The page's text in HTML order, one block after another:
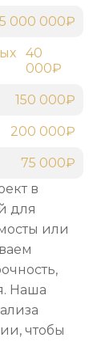
в
для
или
Наша
чтобы
5 000 000₽
40
000₽
150 000₽
200 000₽
75 000₽